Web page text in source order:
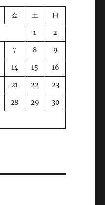
金 土 日
1 2
7 8 9
14 15 16
21 22 23
28 29 30